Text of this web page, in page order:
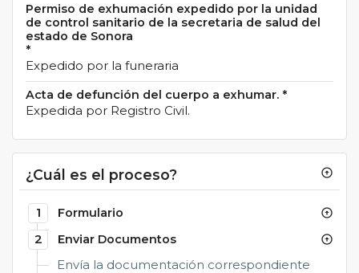
Permiso de exhumación expedido por la unidad
de control sanitario de la secretaria de salud del
estado de Sonora
*
Expedido por la funeraria
Acta de defunción del cuerpo a exhumar. *
Expedida por Registro Civil.
¿Cuál es el proceso? arrow_circle_up
1 Formulario arrow_circle_up
2 Enviar Documentos arrow_circle_up
Envía la documentación correspondiente